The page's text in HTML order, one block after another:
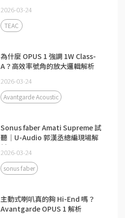
2026-03-24
TEAC
為什麼 OPUS 1 強調 1W Class-
A？高效率號角的放大邏輯解析
2026-03-24
Avantgarde Acoustic
Sonus faber Amati Supreme 試
聽｜U-Audio 郭漢丞總編現場解
析
2026-03-24
sonus faber
主動式喇叭真的夠 Hi-End 嗎？
Avantgarde OPUS 1 解析